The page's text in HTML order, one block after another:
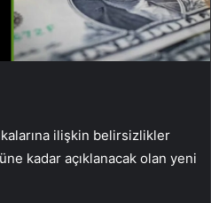
ilişkin belirsizlikler
kadar açıklanacak olan yeni